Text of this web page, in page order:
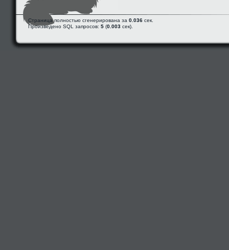
Страница полностью сгенерирована за 0.036 сек.
Произведено SQL запросов: 5 (0.003 сек).